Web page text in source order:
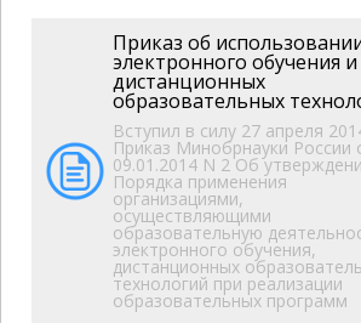
Приказ об
электронного обучения и
дистанционных
образовательных
Вступил в силу 27 апреля
Приказ Минобрнауки России
09.01.2014 N 2 Об
Порядка применения
организациями,
осуществляющими
образовательную
электронного обучения,
дистанционных
технологий при реализации
образовательных программ